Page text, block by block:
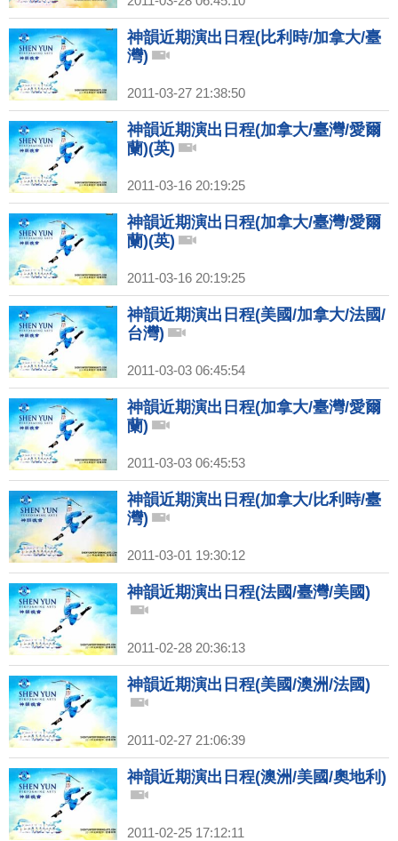
神韻近期演出日程(比利時/加拿大/臺
灣)
2011-03-27 21:38:50
神韻近期演出日程(加拿大/臺灣/愛爾
蘭)(英)
2011-03-16 20:19:25
神韻近期演出日程(加拿大/臺灣/愛爾
蘭)(英)
2011-03-16 20:19:25
神韻近期演出日程(美國/加拿大/法國/
台灣)
2011-03-03 06:45:54
神韻近期演出日程(加拿大/臺灣/愛爾
蘭)
2011-03-03 06:45:53
神韻近期演出日程(加拿大/比利時/臺
灣)
2011-03-01 19:30:12
神韻近期演出日程(法國/臺灣/美國)
2011-02-28 20:36:13
神韻近期演出日程(美國/澳洲/法國)
2011-02-27 21:06:39
神韻近期演出日程(澳洲/美國/奧地利)
2011-02-25 17:12:11